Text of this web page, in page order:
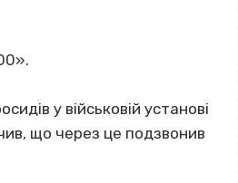
у військовій установі
що через це подзвонив